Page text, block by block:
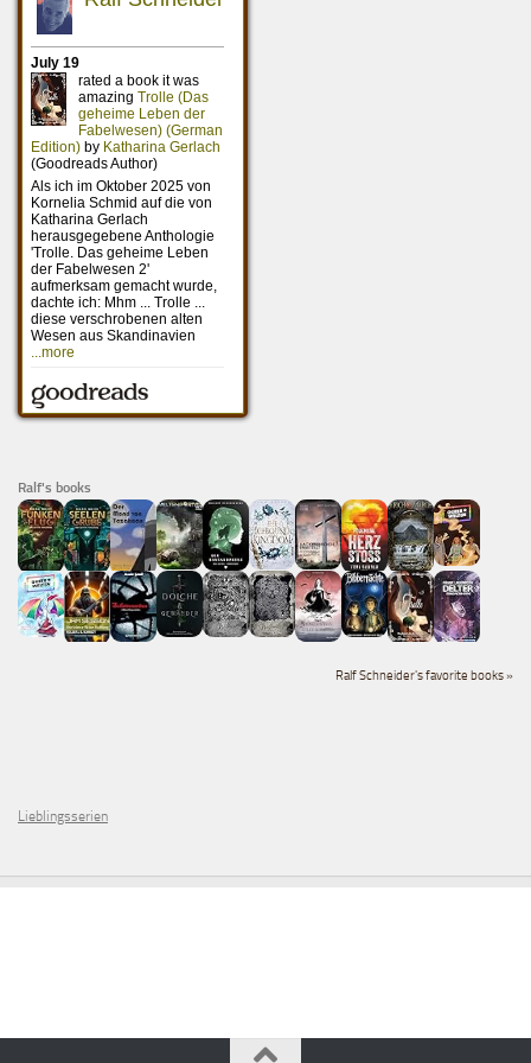
Ralf's books
Ralf Schneider's favorite books »
Lieblingsserien